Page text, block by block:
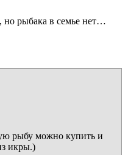
но рыбака в семье нет…
рыбу можно купить и
икры.)